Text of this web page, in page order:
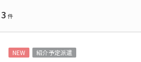
3 件
NEW 紹介予定派遣